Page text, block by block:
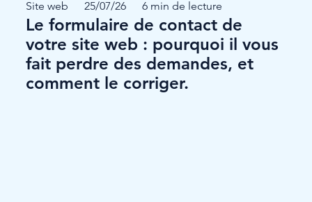
Site web 25/07/26 6 min de lecture
Le formulaire de contact de
votre site web : pourquoi il vous
fait perdre des demandes, et
comment le corriger.